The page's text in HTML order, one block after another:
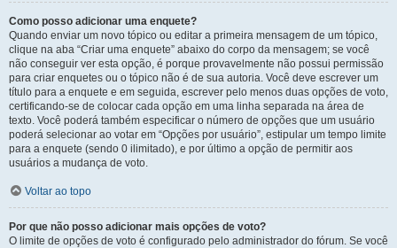
Como posso adicionar uma enquete?
Quando enviar um novo tópico ou editar a primeira mensagem de um tópico,
clique na aba “Criar uma enquete” abaixo do corpo da mensagem; se você
não conseguir ver esta opção, é porque provavelmente não possui permissão
para criar enquetes ou o tópico não é de sua autoria. Você deve escrever um
título para a enquete e em seguida, escrever pelo menos duas opções de voto,
certificando-se de colocar cada opção em uma linha separada na área de
texto. Você poderá também especificar o número de opções que um usuário
poderá selecionar ao votar em “Opções por usuário”, estipular um tempo limite
para a enquete (sendo 0 ilimitado), e por último a opção de permitir aos
usuários a mudança de voto.
Voltar ao topo
Por que não posso adicionar mais opções de voto?
O limite de opções de voto é configurado pelo administrador do fórum. Se você